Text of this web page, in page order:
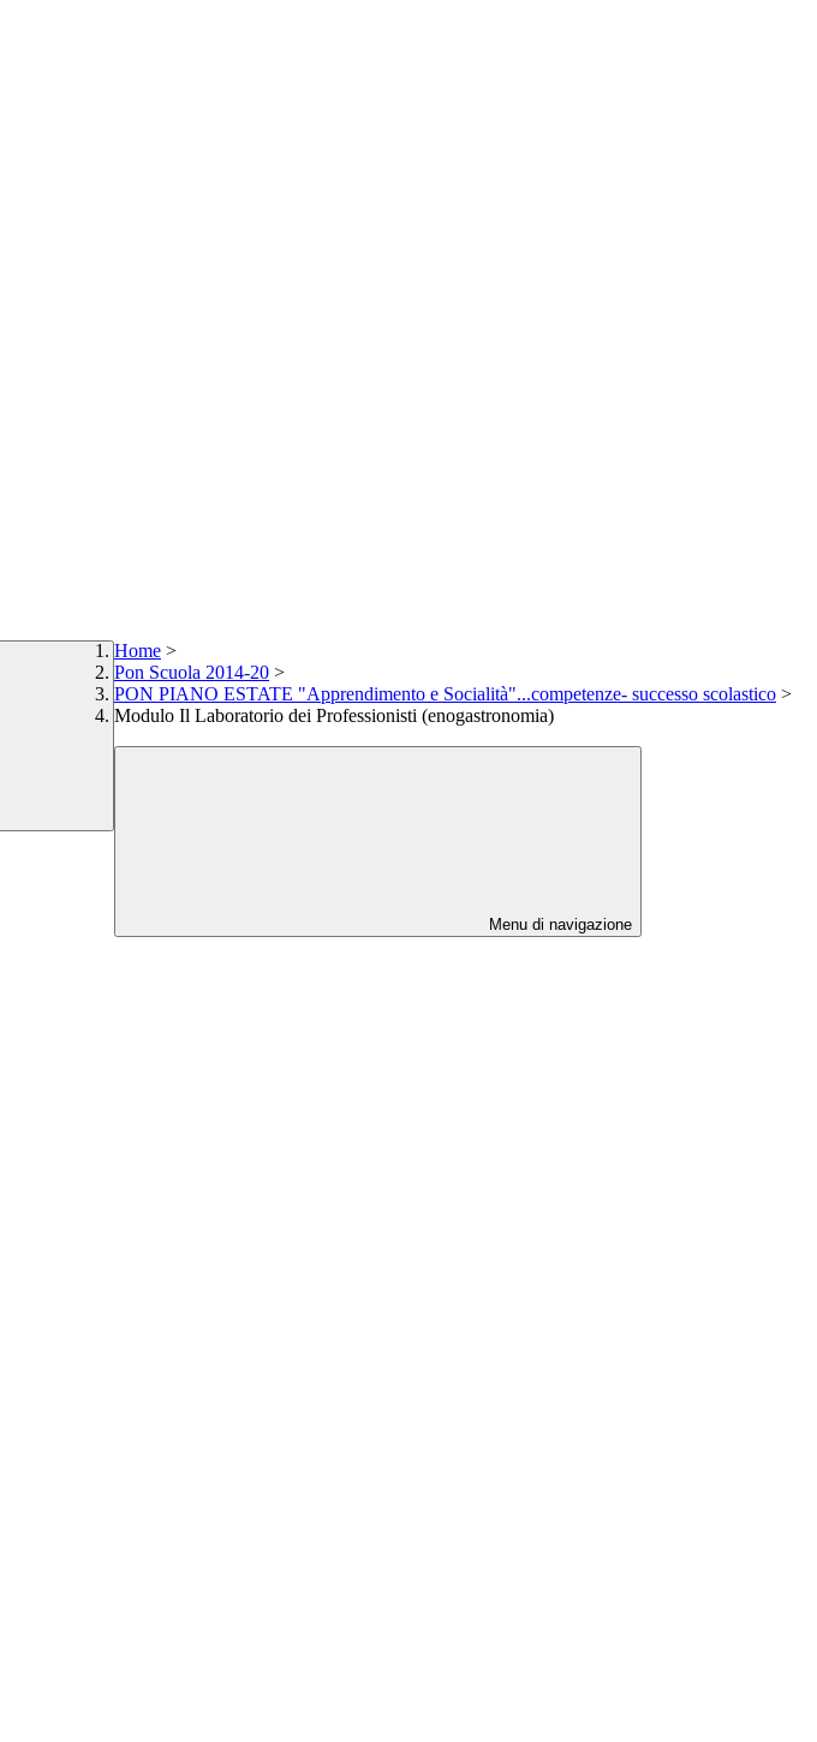
Home >
Pon Scuola 2014-20 >
PON PIANO ESTATE "Apprendimento e Socialità"...competenze- successo scolastico >
Modulo Il Laboratorio dei Professionisti (enogastronomia)
Menu di navigazione